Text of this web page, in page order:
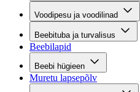
Voodipesu ja voodilinad
Beebituba ja turvalisus
Beebilapid
Beebi hügieen
Muretu lapsepõlv